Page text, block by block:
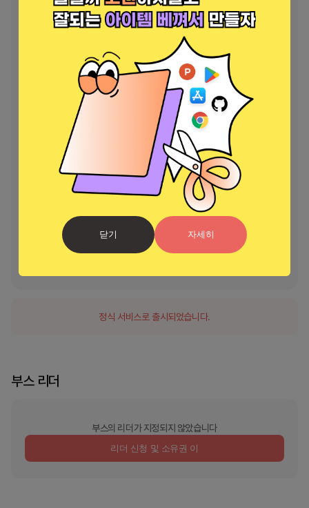
닫기 자세히
한 방법입니다. 그들은 또한 많은 함정과 퍼즐에 부딪히게 되며, 그것이
바로 당신이 들어오는 곳입니다.
- 다양한 맵과 레벨이 수시로 업데이트됩니다.
- 쉽지만 중독성 있는 팀워크 게임 플레이
- 멋진 캐릭터와 디자인
- 부드러운 제어
- Lavaboy와 Ice Water girl을 화살표로 움직이고 장애물을 피하세요.
빨간 소년은 물을 피해야 하고 파란 소녀는 불을 피해야 합니다.
- "Swap" 버튼을 탭하여 Water blue girl stick에서 Fire red boy로 변
지금 Red And Blue Stickman: Forest Temple Maze를 다운로드하
세요! 이 도전적인 게임에서 Hotboy와 Coolgirl이 각 레벨을 빠르게 통
정식 서비스로 출시되었습니다.
부스 리더
부스의 리더가 지정되지 않았습니다
리더 신청 및 소유권 이